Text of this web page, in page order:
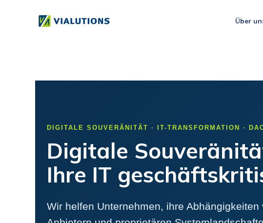
Über
DIGITALE SOUVERÄNITÄT · IT-TRANSFORMATION ·
Digitale
Ihre IT
Wir helfen Unternehmen, ihre